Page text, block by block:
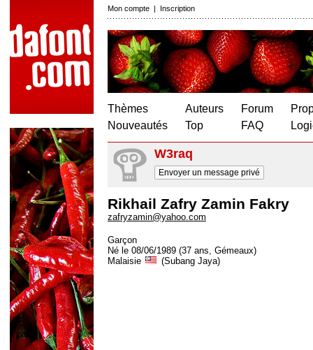
Mon compte | Inscription
Thèmes
Nouveautés
Auteurs
Top
Forum
FAQ
W3raq
Envoyer un message privé
Rikhail Zafry Zamin Fakry
zafryzamin@yahoo.com
Garçon
Né le 08/06/1989 (37 ans, Gémeaux)
Malaisie
(Subang Jaya)